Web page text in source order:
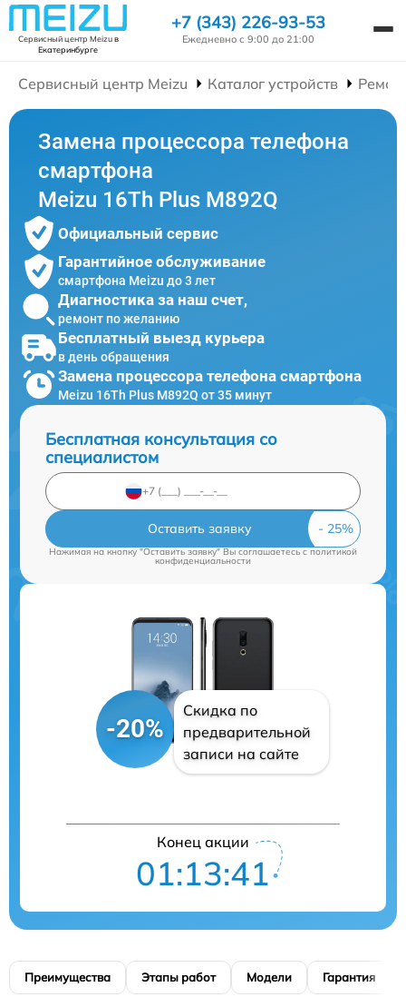
Сервисный центр Meizuв
Екатеринбурге
+7 (343) 226-93-53
Ежедневно с 9:00 до 21:00
Сервисный центр Meizu Каталог устройств
Замена процессора телефона
смартфона
Meizu 16Th Plus M892Q
Официальный сервис
Гарантийное обслуживание
смартфона Meizu до 3 лет
Диагностика за наш счет,
ремонт по желанию
Бесплатный выезд курьера
в день обращения
Замена процессора телефона смартфона
Meizu 16Th Plus M892Q от 35 минут
Бесплатная консультация со
специалистом
Оставить заявку
Нажимая на кнопку "Оставить заявку" Вы соглашаетесь cполитикой
конфиденциальности
-20%
Скидка по
предварительной
записи на сайте
Конец акции
01:13:41
Преимущества Этапы работ Модели Гарантия